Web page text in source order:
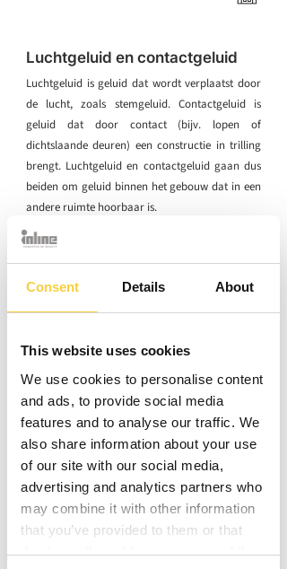
Consent Details About
This website uses cookies
We use cookies to personalise content
and ads, to provide social media
features and to analyse our traffic. We
also share information about your use
of our site with our social media,
advertising and analytics partners who
may combine it with other information
that you’ve provided to them or that
they’ve collected from your use of their
Luchtgeluid en contactgeluid
Luchtgeluid is geluid dat wordt verplaatst door
de lucht, zoals stemgeluid. Contactgeluid is
geluid dat door contact (bijv. lopen of
dichtslaande deuren) een constructie in trilling
brengt. Luchtgeluid en contactgeluid gaan dus
beiden om geluid binnen het gebouw dat in een
andere ruimte hoorbaar is.
De geldende regelgeving rondom luchtgeluid en
verbouw wordt uitgegaan van het rechtens
verkregen niveau. Na de
bouwkwaliteit gelijk of beter zijn ten opzichte
van de bestaande situatie. Hierbij is de
bestaande situatie de toetswaarde. Equipe
Adviseurs zorgt hierin voor het lucht- en
contactgeluid berekenen en meten conform
NEN-5077. Als de contact of luchtgeluidisolatie te
laag is, adviseren wij waar nodig.
Installatiegeluid